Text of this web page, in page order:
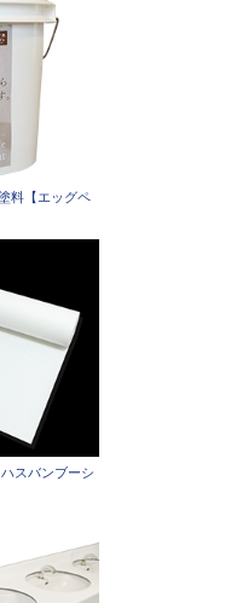
料【エッグペ
スバンブーシ